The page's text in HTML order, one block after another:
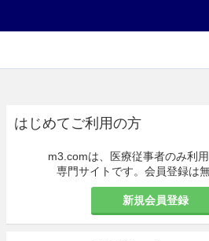
はじめてご利用の方
m3.comは、医療従事者のみ利
専門サイトです。会員登録は無
新規会員登録